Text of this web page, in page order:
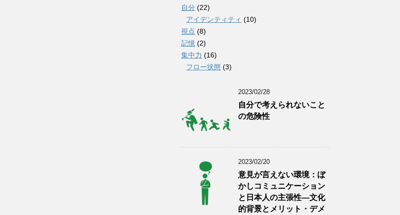
自分 (22)
アイデンティティ (10)
視点 (8)
記憶 (2)
集中力 (16)
フロー状態 (3)
2023/02/28
自分で考えられないこと
の危険性
2023/02/20
意見が言えない環境：ぼ
かしコミュニケーション
と日本人の主張性―文化
的背景とメリット・デメ